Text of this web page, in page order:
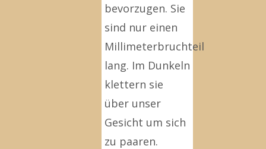
bevorzugen. Sie
sind nur einen
Millimeterbruchteil
lang. Im Dunkeln
klettern sie
über unser
Gesicht um sich
zu paaren.